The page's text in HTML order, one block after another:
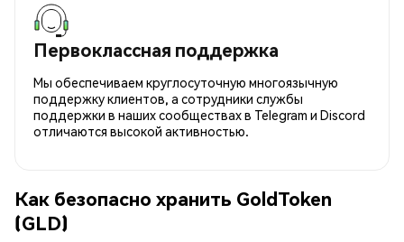
Первоклассная поддержка
Мы обеспечиваем круглосуточную многоязычную
поддержку клиентов, а сотрудники службы
поддержки в наших сообществах в Telegram и Discord
отличаются высокой активностью.
Как безопасно хранить GoldToken
(GLD)